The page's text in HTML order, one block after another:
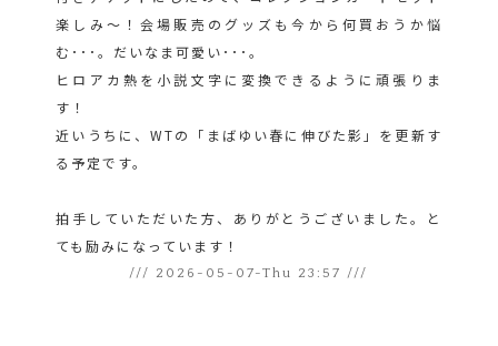
楽しみ～！会場販売のグッズも今から何買おうか悩
む･･･。だいなま可愛い･･･。
ヒロアカ熱を小説文字に変換できるように頑張りま
す！
近いうちに、WTの「まばゆい春に伸びた影」を更新す
る予定です。
拍手していただいた方、ありがとうございました。と
ても励みになっています！
/// 2026-05-07-Thu 23:57 ///